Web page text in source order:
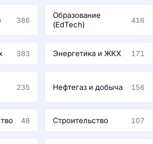
386
Образование
(EdTech)
416
383 Энергетика и ЖКХ 171
235 Нефтегаз и добыча 156
48 Строительство 107